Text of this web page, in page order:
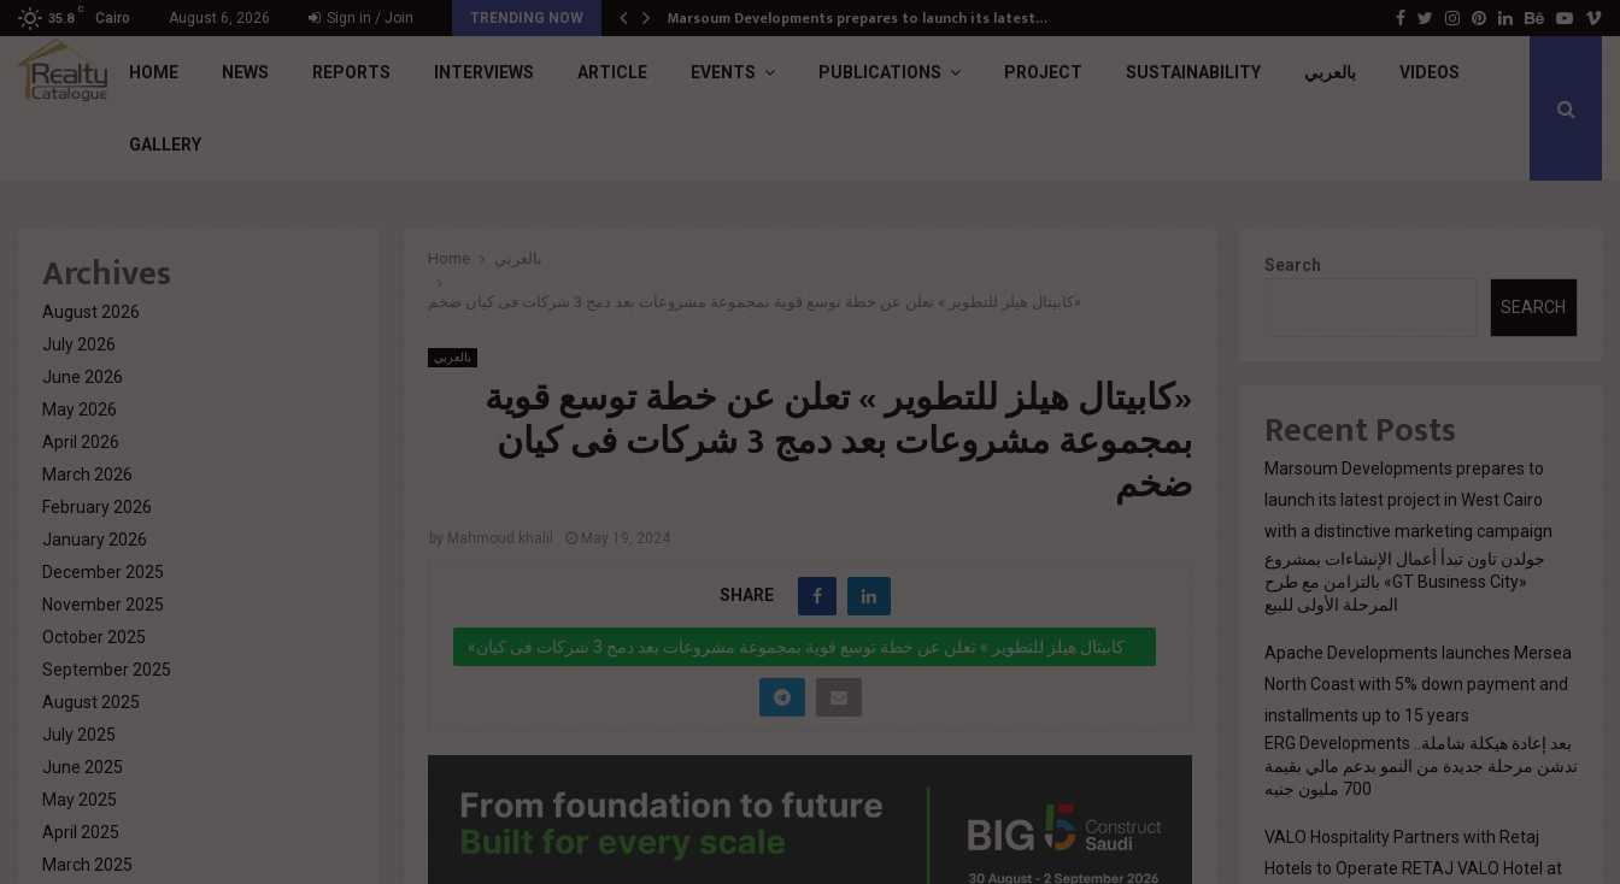
35.8
C
Cairo August 6, 2026 Sign in / Join TRENDING NOW د. محمد راشد: Market Dynamics أصبحت المعيار… Marsoum Developments prepares to launch its latest… جولدن تاون تبدأ أعمال الإنشاءات بمشروع «GT… Facebook
Twitter
Instagram
Pinterest
LinkedinBehance
HOME NEWS REPORTS INTERVIEWS ARTICLE EVENTS PUBLICATIONS PROJECT SUSTAINABILITY بالعربي VIDEOS
GALLERY
Home بالعربي
«كابيتال هيلز للتطوير » تعلن عن خطة توسع قوية بمجموعة مشروعات بعد دمج 3 شركات فى كيان ضخم
بالعربي
«كابيتال هيلز للتطوير » تعلن عن خطة توسع قوية
بمجموعة مشروعات بعد دمج 3 شركات فى كيان
ضخم
by Mahmoud khalil May 19, 2024
SHARE
«كابيتال هيلز للتطوير » تعلن عن خطة توسع قوية بمجموعة مشروعات بعد دمج 3 شركات فى كيان
%d9%87%d9%8a%d9%84%d8%b2-
%d9%84%d9%84%d8%aa%d8%b7%d9%88%d9%8a%d8%b1-
Archives
August 2026
July 2026
June 2026
May 2026
April 2026
March 2026
February 2026
January 2026
December 2025
November 2025
October 2025
September 2025
August 2025
July 2025
June 2025
May 2025
April 2025
March 2025
Search
SEARCH
Recent Posts
Marsoum Developments prepares to
launch its latest project in West Cairo
with a distinctive marketing campaign
جولدن تاون تبدأ أعمال الإنشاءات بمشروع
«GT Business City» بالتزامن مع طرح
المرحلة الأولى للبيع
Apache Developments launches Mersea
North Coast with 5% down payment and
installments up to 15 years
بعد إعادة هيكلة شاملة.. ERG Developments
تدشن مرحلة جديدة من النمو بدعم مالي بقيمة
700 مليون جنيه
VALO Hospitality Partners with Retaj
Hotels to Operate RETAJ VALO Hotel at